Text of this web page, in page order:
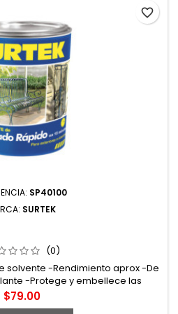
SP40100
SURTEK
(0)
solvente -Rendimiento aprox -De
-Protege y embellece las
de secado tacto: 15min curado:
72hrs
Precio
$79.00
favorite_border